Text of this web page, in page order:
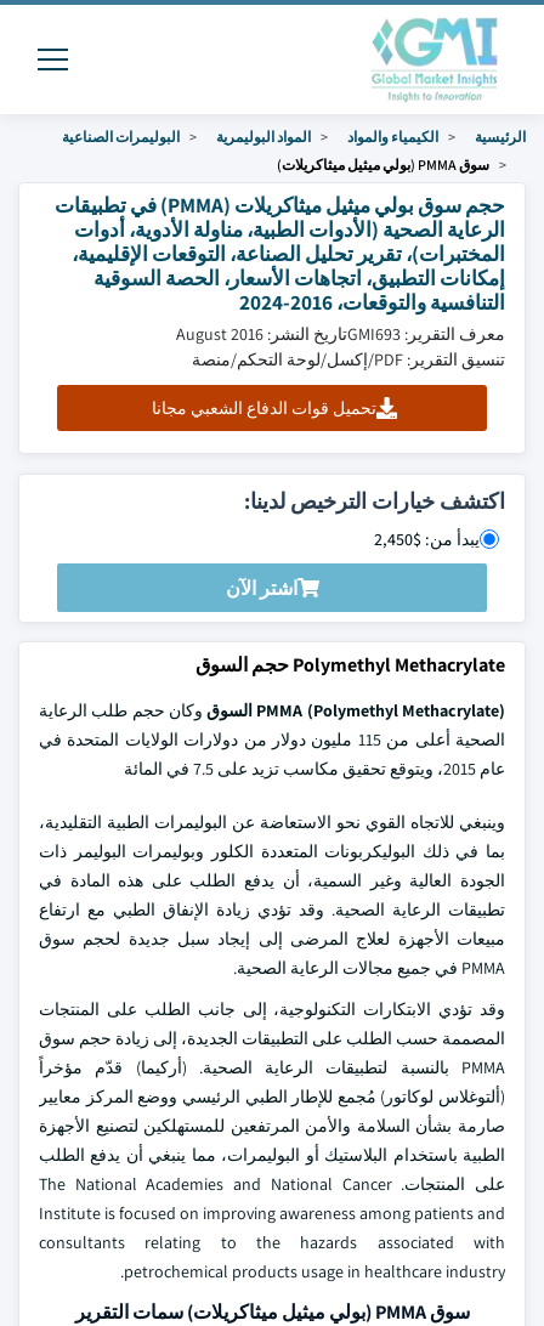
الرئيسية الكيمياء والمواد المواد البوليمرية
البوليمرات الصناعية
سوق PMMA (بولي ميثيل ميثاكريلات)
حجم سوق بولي ميثيل ميثاكريلات (PMMA) في تطبيقات
الرعاية الصحية (الأدوات الطبية، مناولة الأدوية، أدوات
المختبرات)، تقرير تحليل الصناعة، التوقعات الإقليمية،
إمكانات التطبيق، اتجاهات الأسعار، الحصة السوقية
التنافسية والتوقعات، 2016-2024
معرف التقرير: GMI693
تاريخ النشر: August 2016
تنسيق التقرير: PDF/إكسل/لوحة التحكم/منصة
تحميل قوات الدفاع الشعبي مجانا
اكتشف خيارات الترخيص لدينا:
يبدأ من: $2,450
اشتر الآن
Polymethyl Methacrylate حجم السوق
PMMA (Polymethyl Methacrylate) السوق
وكان حجم طلب الرعاية
الصحية أعلى من 115 مليون دولار من دولارات الولايات المتحدة في
عام 2015، ويتوقع تحقيق مكاسب تزيد على 7.5 في المائة
وينبغي للاتجاه القوي نحو الاستعاضة عن البوليمرات الطبية التقليدية،
بما في ذلك البوليكربونات المتعددة الكلور وبوليمرات البوليمر ذات
الجودة العالية وغير السمية، أن يدفع الطلب على هذه المادة في
تطبيقات الرعاية الصحية. وقد تؤدي زيادة الإنفاق الطبي مع ارتفاع
مبيعات الأجهزة لعلاج المرضى إلى إيجاد سبل جديدة لحجم سوق
PMMA في جميع مجالات الرعاية الصحية.
وقد تؤدي الابتكارات التكنولوجية، إلى جانب الطلب على المنتجات
المصممة حسب الطلب على التطبيقات الجديدة، إلى زيادة حجم سوق
PMMA بالنسبة لتطبيقات الرعاية الصحية. (أركيما) قدّم مؤخراً
(ألتوغلاس لوكاتور) مُجمع للإطار الطبي الرئيسي ووضع المركز معايير
صارمة بشأن السلامة والأمن المرتفعين للمستهلكين لتصنيع الأجهزة
الطبية باستخدام البلاستيك أو البوليمرات، مما ينبغي أن يدفع الطلب
على المنتجات. The National Academies and National Cancer
Institute is focused on improving awareness among patients and
consultants relating to the hazards associated with
petrochemical products usage in healthcare industry.
سوق PMMA (بولي ميثيل ميثاكريلات) سمات التقرير